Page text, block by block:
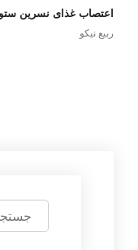
اعتصاب غذای نسرین
ربیع نیکو
س